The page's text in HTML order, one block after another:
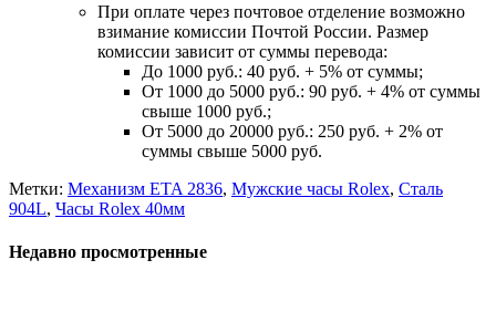
При оплате через почтовое отделение возможно
взимание комиссии Почтой России. Размер
комиссии зависит от суммы перевода:
До 1000 руб.: 40 руб. + 5% от суммы;
От 1000 до 5000 руб.: 90 руб. + 4% от суммы
свыше 1000 руб.;
От 5000 до 20000 руб.: 250 руб. + 2% от
суммы свыше 5000 руб.
Метки: Механизм ETA 2836, Мужские часы Rolex, Сталь
904L, Часы Rolex 40мм
Недавно просмотренные